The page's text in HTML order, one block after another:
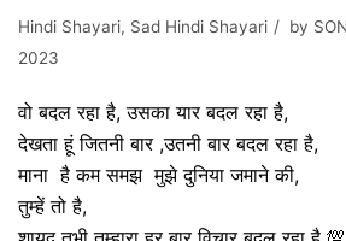
Hindi Shayari, Sad Hindi Shayari by
2023
वो बदल रहा है, उसका यार बदल रहा है,
देखता हूं जितनी बार ,उतनी बार बदल रहा है,
माना है कम समझ मुझे दुनिया जमाने की,
तुम्हें तो है,